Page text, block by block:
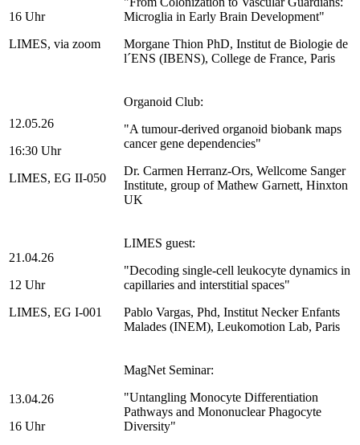
16 Uhr
LIMES, via zoom
Microglia in Early Brain Development"
Morgane Thion PhD, Institut de Biologie de
l´ENS (IBENS), College de France, Paris
12.05.26
16:30 Uhr
LIMES, EG II-050
Organoid Club:
"A tumour-derived organoid biobank maps
cancer gene dependencies"
Dr. Carmen Herranz-Ors, Wellcome Sanger
Institute, group of Mathew Garnett, Hinxton
UK
21.04.26
12 Uhr
LIMES, EG I-001
LIMES guest:
"Decoding single-cell leukocyte dynamics in
capillaries and interstitial spaces"
Pablo Vargas, Phd, Institut Necker Enfants
Malades (INEM), Leukomotion Lab, Paris
13.04.26
16 Uhr
MagNet Seminar:
"Untangling Monocyte Differentiation
Pathways and Mononuclear Phagocyte
Diversity"